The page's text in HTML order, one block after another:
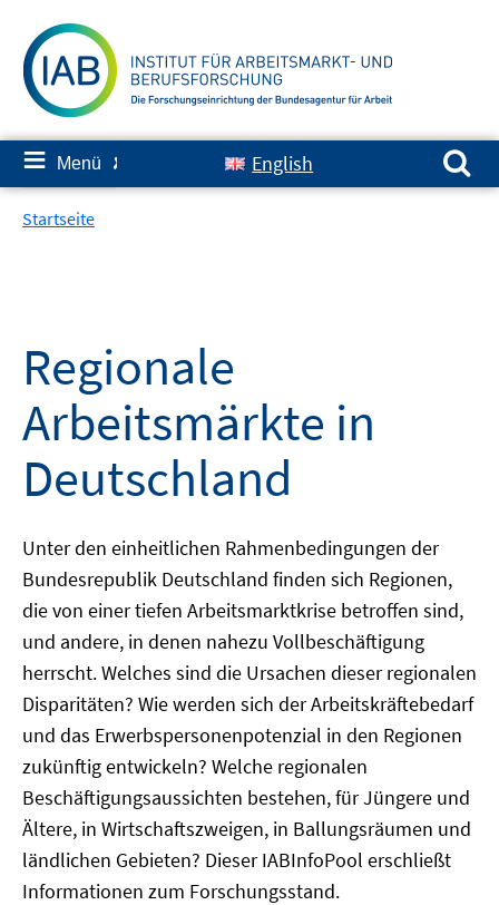
zum
Inhalt
≡ Menü ✘ English
Suchen nach:
Startseite
Regionale
Arbeitsmärkte in
Deutschland
Unter den einheitlichen Rahmenbedingungen der
Bundesrepublik Deutschland finden sich Regionen,
die von einer tiefen Arbeitsmarktkrise betroffen sind,
und andere, in denen nahezu Vollbeschäftigung
herrscht. Welches sind die Ursachen dieser regionalen
Disparitäten? Wie werden sich der Arbeitskräftebedarf
und das Erwerbspersonenpotenzial in den Regionen
zukünftig entwickeln? Welche regionalen
Beschäftigungsaussichten bestehen, für Jüngere und
Ältere, in Wirtschaftszweigen, in Ballungsräumen und
ländlichen Gebieten? DieserIABInfoPool erschließt
Informationen zum Forschungsstand.